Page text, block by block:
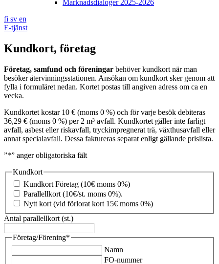
Marknadsdialoger 2025-2026
fi sv en
E-tjänst
Kundkort, företag
Företag, samfund och föreningar behöver kundkort när man
besöker återvinningsstationen. Ansökan om kundkort sker genom att
fylla i formuläret nedan. Kortet postas till angiven adress om ca en
vecka.
Kundkortet kostar 10 € (moms 0 %) och för varje besök debiteras
36,29 € (moms 0 %) per 2 m³ avfall. Kundkortet gäller inte farligt
avfall, asbest eller riskavfall, tryckimpregnerat trä, växthusavfall eller
annat specialavfall. Dessa faktureras separat enligt gällande prislista.
”*” anger obligatoriska fält
Kundkort
Kundkort Företag (10€ moms 0%)
Parallellkort (10€/st. moms 0%).
Nytt kort (vid förlorat kort 15€ moms 0%)
Antal parallellkort (st.)
Företag/Förening*
Namn
FO-nummer